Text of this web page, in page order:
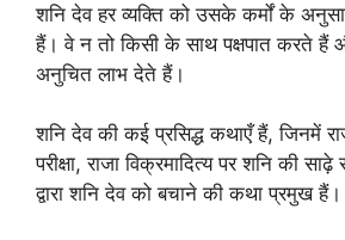
शनि देव हर व्यक्ति को उसके कर्मों के
हैं। वे न तो किसी के साथ पक्षपात करते हैं
अनुचित लाभ देते हैं।
शनि देव की कई प्रसिद्ध कथाएँ हैं, जिनमें
परीक्षा, राजा विक्रमादित्य पर शनि की
द्वारा शनि देव को बचाने की कथा प्रमुख हैं।